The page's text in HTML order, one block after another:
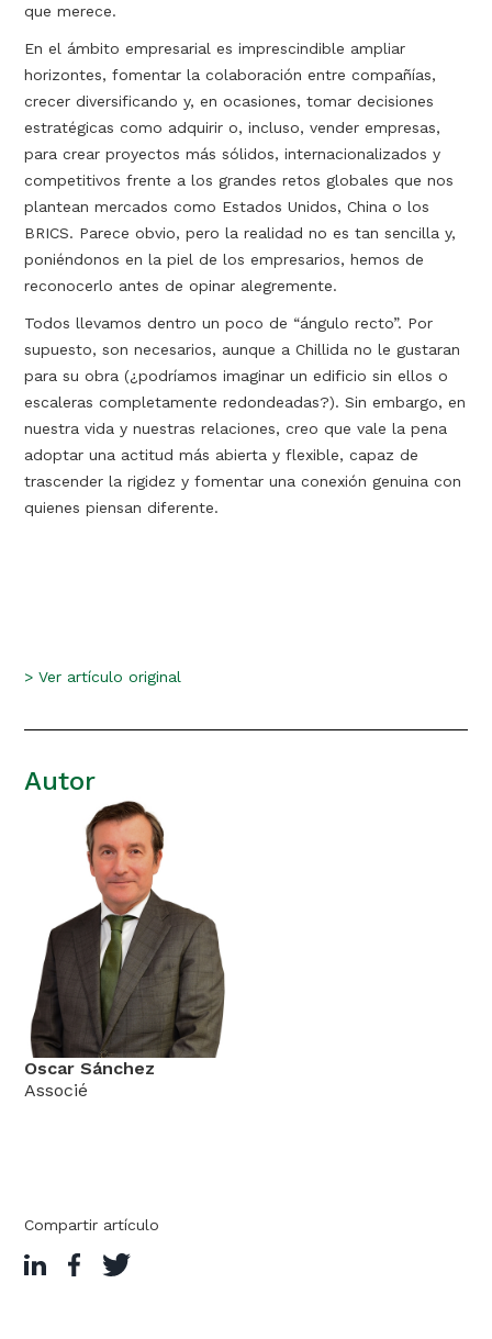
que merece.
En el ámbito empresarial es imprescindible ampliar
horizontes, fomentar la colaboración entre compañías,
crecer diversificando y, en ocasiones, tomar decisiones
estratégicas como adquirir o, incluso, vender empresas,
para crear proyectos más sólidos, internacionalizados y
competitivos frente a los grandes retos globales que nos
plantean mercados como Estados Unidos, China o los
BRICS. Parece obvio, pero la realidad no es tan sencilla y,
poniéndonos en la piel de los empresarios, hemos de
reconocerlo antes de opinar alegremente.
Todos llevamos dentro un poco de “ángulo recto”. Por
supuesto, son necesarios, aunque a Chillida no le gustaran
para su obra (¿podríamos imaginar un edificio sin ellos o
escaleras completamente redondeadas?). Sin embargo, en
nuestra vida y nuestras relaciones, creo que vale la pena
adoptar una actitud más abierta y flexible, capaz de
trascender la rigidez y fomentar una conexión genuina con
quienes piensan diferente.
> Ver artículo original
Autor
Oscar Sánchez
Associé
Compartir artículo